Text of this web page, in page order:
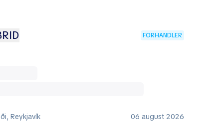
FORHANDLER
Reykjavík
06 august 2026